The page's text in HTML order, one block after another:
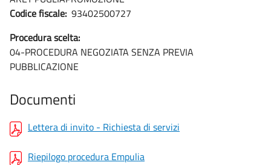
Codice fiscale: 93402500727
Procedura scelta:
04-PROCEDURA NEGOZIATA SENZA PREVIA
PUBBLICAZIONE
Documenti
Lettera di invito - Richiesta di servizi
Riepilogo procedura Empulia